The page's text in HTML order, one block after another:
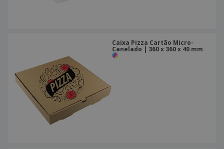
Caixa Pizza Cartão Micro-
Canelado | 360 x 360 x 40 mm